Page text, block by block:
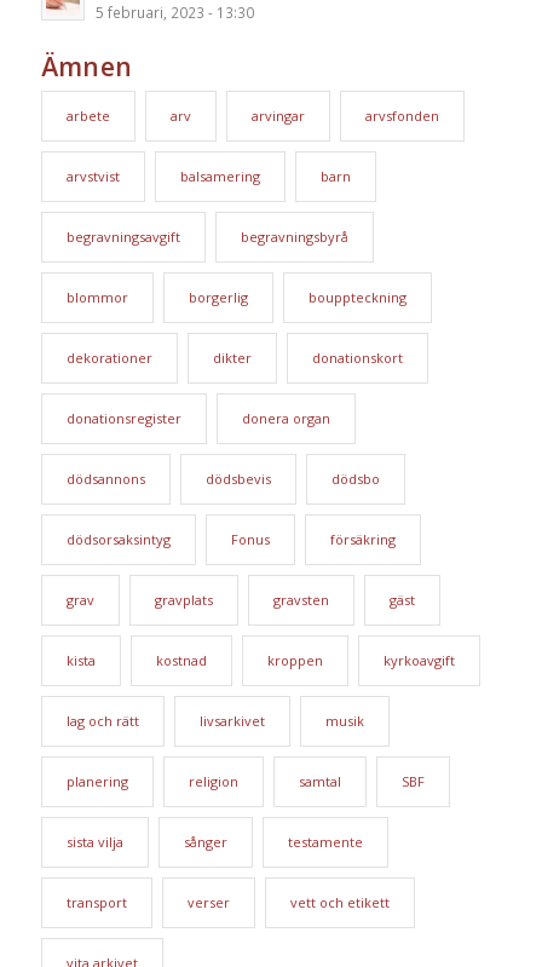
5 februari, 2023 - 13:30
Ämnen
arbete arv arvingar arvsfonden
arvstvist balsamering barn
begravningsavgift begravningsbyrå
blommor borgerlig bouppteckning
dekorationer dikter donationskort
donationsregister donera organ
dödsannons dödsbevis dödsbo
dödsorsaksintyg Fonus försäkring
grav gravplats gravsten gäst
kista kostnad kroppen kyrkoavgift
lag och rätt livsarkivet musik
planering religion samtal SBF
sista vilja sånger testamente
transport verser vett och etikett
vita arkivet